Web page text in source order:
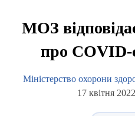
МОЗ
про COVID-
Міністерство охорони
17 квітня